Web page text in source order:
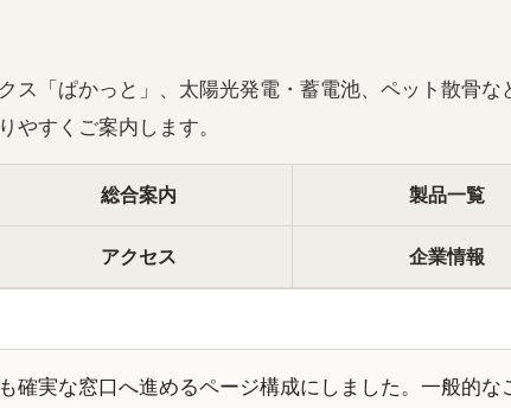
ス「ぱかっと」、太陽光発電・蓄電池、ペット散骨
やすくご案内します。
総合案内 製品一覧
アクセス 企業情報
確実な窓口へ進めるページ構成にしました。一般的